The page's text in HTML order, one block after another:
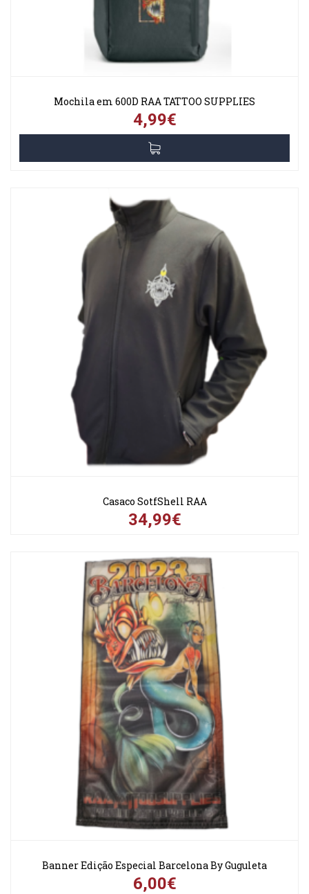
Mochila em 600D RAA TATTOO SUPPLIES
4,99€
Casaco SotfShell RAA
34,99€
Banner Edição Especial Barcelona By Guguleta
6,00€